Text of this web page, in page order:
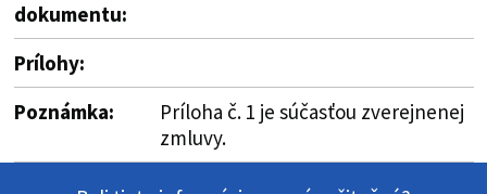
dokumentu:
Prílohy:
Poznámka:
Príloha č. 1 je súčasťou zverejnenej
zmluvy.